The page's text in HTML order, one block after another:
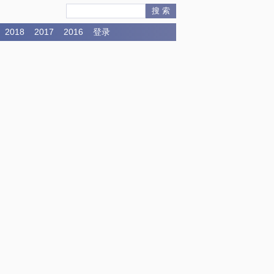
搜 索
2018 2017 2016 登录